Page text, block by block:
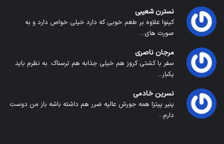
نسترن شعیبی
کینوا علاوه بر طعم خوبی که دارد خیلی خواص دارد و به
صورت های...
مرجان ناصری
سفر با کشتی کروز هم خیلی جذابه هم ترسناک. به نظرم باید
یکبار...
نسرین خادمی
پنیر پیتزا همه جورش عالیه ضرر هم داشته باشه باز من دوست
دارم...